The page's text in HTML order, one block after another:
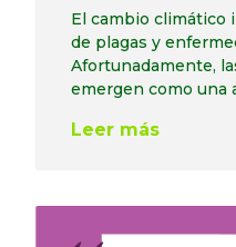
El cambio climático
de plagas y
Afortunadamente,
emergen como una
Leer más